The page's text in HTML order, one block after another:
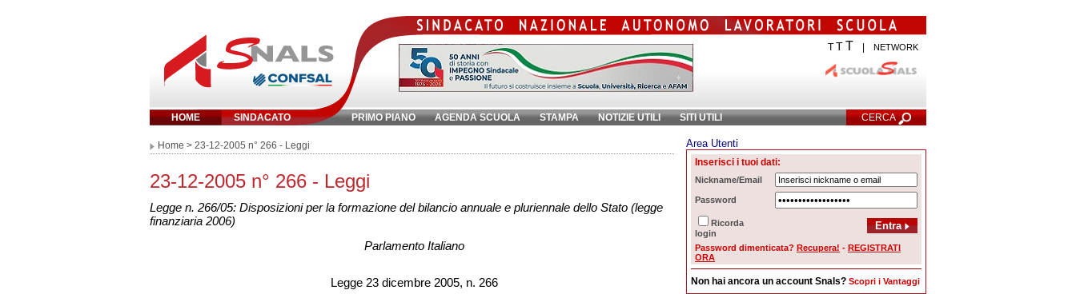
T TT NETWORK
HOME SINDACATO PRIMO PIANO AGENDA SCUOLA STAMPA NOTIZIE UTILI SITI UTILI CERCA
Inserisci parola chiave: Ricerca Avanzata
Home > 23-12-2005 n° 266 - Leggi
23-12-2005 n° 266 - Leggi
Legge n. 266/05: Disposizioni per la formazione del bilancio annuale e pluriennale dello Stato (legge
finanziaria 2006)
Parlamento Italiano
Legge 23 dicembre 2005, n. 266
Area Utenti
Inserisci i tuoi dati:
Nickname/Email
Password
Ricorda
login
Password dimenticata? Recupera! - REGISTRATI
ORA
Non hai ancora un account Snals? Scopri i Vantaggi